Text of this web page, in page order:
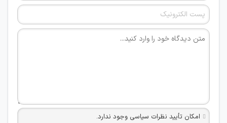
امکان تأیید نظرات سیاسی وجود ندارد.